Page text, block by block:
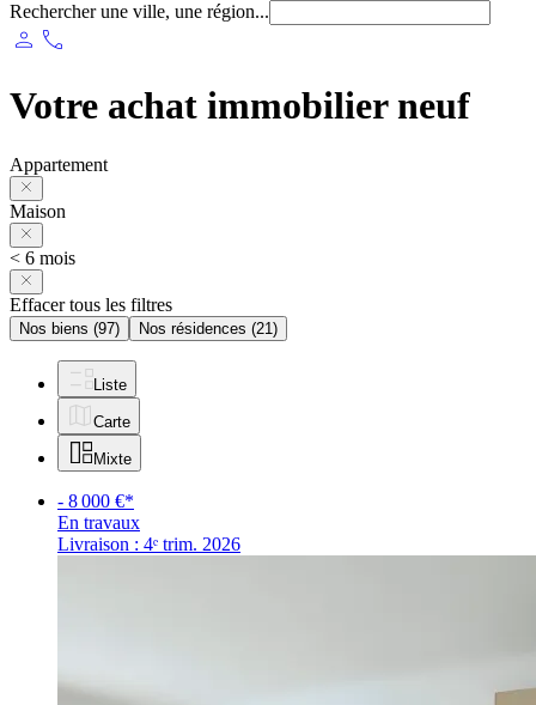
Rechercher une ville, une région...
person phone
Votre achat immobilier neuf
Appartement
Maison
< 6 mois
Effacer tous les filtres
Nos biens (97) Nos résidences (21)
Liste
Carte
Mixte
- 8 000 €*
En travaux
Livraison : 4ᵉ trim. 2026